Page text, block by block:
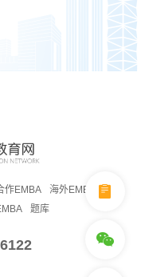
作EMBA
海外EMBA
题库